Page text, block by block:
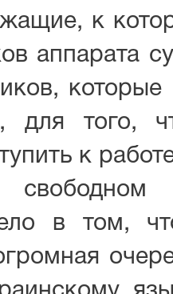
к
аппарата
для того,
к
свободном
в том,